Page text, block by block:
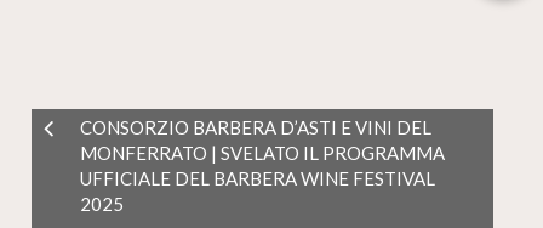
CONSORZIO BARBERA D’ASTI E VINI DEL
MONFERRATO | SVELATO IL PROGRAMMA
UFFICIALE DEL BARBERA WINE FESTIVAL
2025